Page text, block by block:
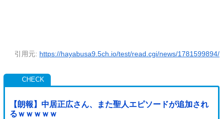
引用元: https://hayabusa9.5ch.io/test/read.cgi/news/1781599894/
【朗報】中居正広さん、また聖人エピソードが追加され
るｗｗｗｗｗ